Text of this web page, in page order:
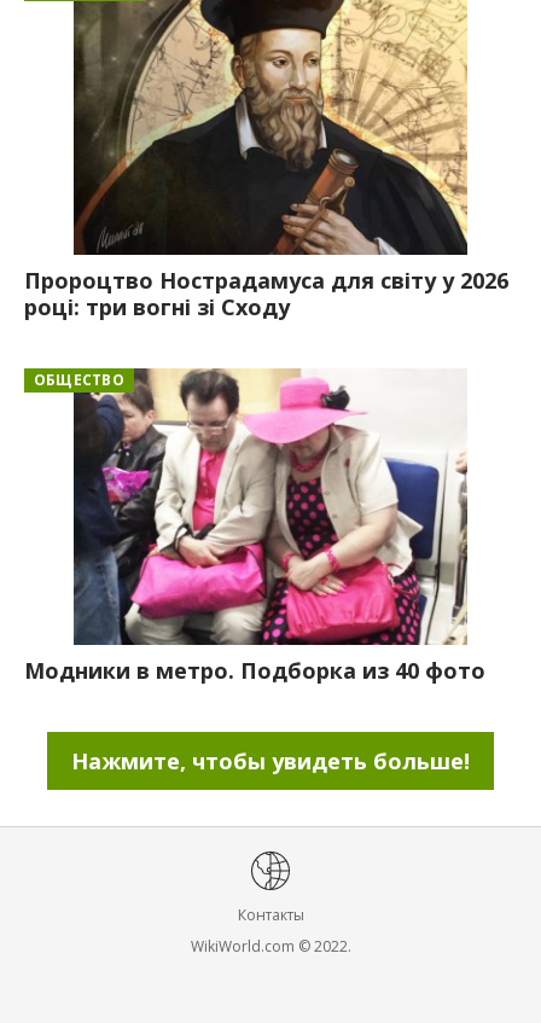
Пророцтво Нострадамуса для світу у 2026
році: три вогні зі Сходу
ОБЩЕСТВО
Модники в метро. Подборка из 40 фото
Нажмите, чтобы увидеть больше!
Контакты
WikiWorld.com © 2022.